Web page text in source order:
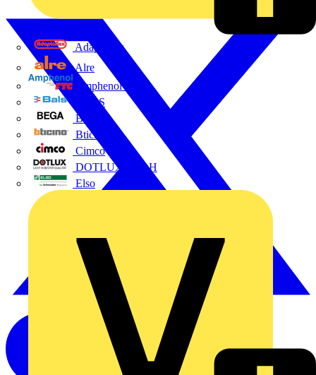
Adaptaflex
Alre
Amphenol FTG
BALS
Bega
Bticino
Cimco
DOTLUX GmbH
Elso